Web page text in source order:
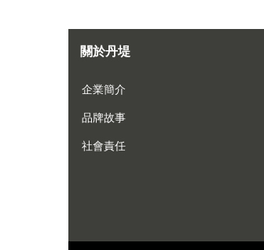
關於丹堤
企業簡介
品牌故事
社會責任